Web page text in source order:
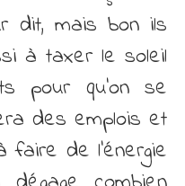
dit, mais bon ils
à taxer le soleil
pour qu’on se
des emplois et
faire de l’énergie